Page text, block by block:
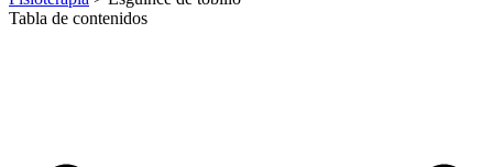
Tabla de contenidos